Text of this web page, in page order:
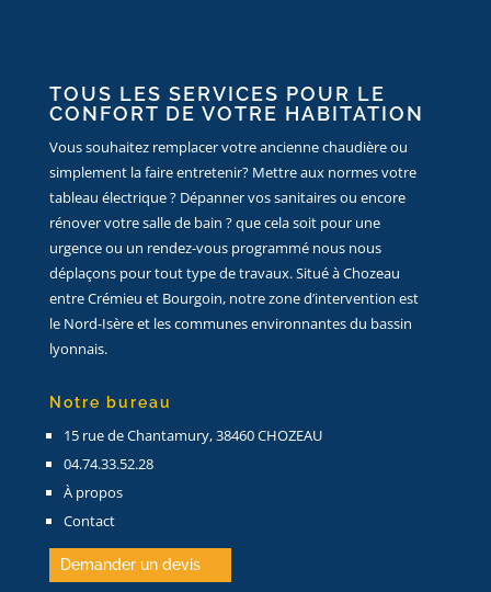
TOUS LES SERVICES POUR LE
CONFORT DE VOTRE HABITATION
Vous souhaitez remplacer votre ancienne chaudière ou
simplement la faire entretenir? Mettre aux normes votre
tableau électrique ? Dépanner vos sanitaires ou encore
rénover votre salle de bain ? que cela soit pour une
urgence ou un rendez-vous programmé nous nous
déplaçons pour tout type de travaux. Situé à Chozeau
entre Crémieu et Bourgoin, notre zone d’intervention est
le Nord-Isère et les communes environnantes du bassin
lyonnais.
Notre bureau
15 rue de Chantamury, 38460 CHOZEAU
04.74.33.52.28
À propos
Contact
Demander un devis